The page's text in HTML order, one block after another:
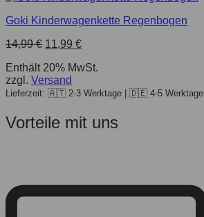
Goki Kinderwagenkette Regenbogen
14,99€ Ursprünglicher
war:
14,99 €
11,99 €Aktueller
ist:
Enthält 20% MwSt.
zzgl. Versand
Lieferzeit: 🇦🇹 2-3 Werktage | 🇩🇪 4-5 Werktage
Vorteile mit uns